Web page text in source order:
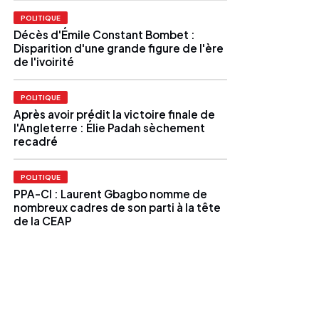
POLITIQUE
Décès d'Émile Constant Bombet :
Disparition d'une grande figure de l'ère
de l'ivoirité
POLITIQUE
Après avoir prédit la victoire finale de
l'Angleterre : Élie Padah sèchement
recadré
POLITIQUE
PPA-CI : Laurent Gbagbo nomme de
nombreux cadres de son parti à la tête
de la CEAP